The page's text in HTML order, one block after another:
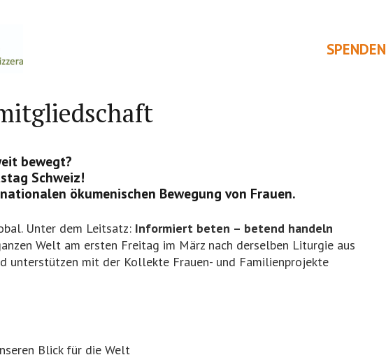
SPENDEN
bewegt?
Schweiz!
ökumenischen Bewegung von Frauen.
Unter dem Leitsatz: Informiert beten – betend handeln
Welt am ersten Freitag im März nach derselben Liturgie aus
unterstützen mit der Kollekte Frauen- und Familienprojekte
Blick für die Welt